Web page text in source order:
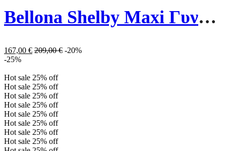
Bellona Shelby Maxi Γυναικείο Φόρεμα 57384 Mατζέντα
167,00 € 209,00€ -20%
-25%
Hot sale 25% off
Hot sale 25% off
Hot sale 25% off
Hot sale 25% off
Hot sale 25% off
Hot sale 25% off
Hot sale 25% off
Hot sale 25% off